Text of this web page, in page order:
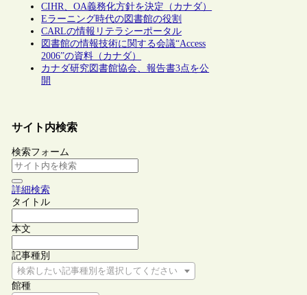
CIHR、OA義務化方針を決定（カナダ）
Eラーニング時代の図書館の役割
CARLの情報リテラシーポータル
図書館の情報技術に関する会議“Access
2006”の資料（カナダ）
カナダ研究図書館協会、報告書3点を公
開
サイト内検索
検索フォーム
詳細検索
タイトル
本文
記事種別
検索したい記事種別を選択してください
館種